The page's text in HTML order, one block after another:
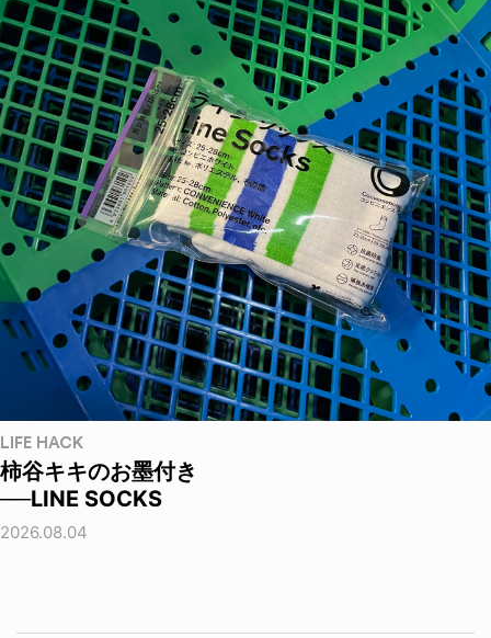
LIFE HACK
柿谷キキのお墨付き
──LINE SOCKS
2026.08.04